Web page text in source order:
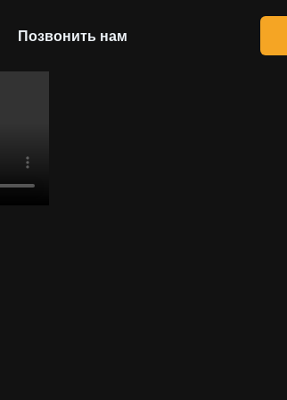
Позвонить нам